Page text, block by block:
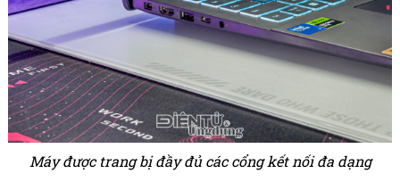
Máy được trang bị đầy đủ các cổng kết nối đa dạng